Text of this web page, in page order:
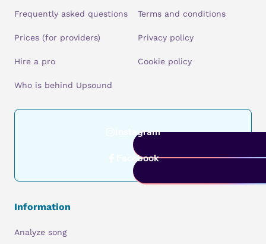
Frequently asked questions
Prices (for providers)
Hire a pro
Who is behind Upsound
Terms and conditions
Privacy policy
Cookie policy
Instagram
Facebook
Information
Analyze song